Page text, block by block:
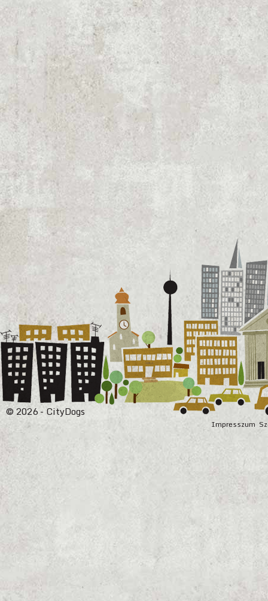
Impresszum
© 2026 - CityDogs